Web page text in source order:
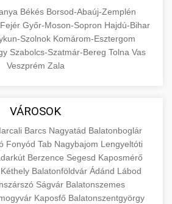
ügynökségi szolgáltatások
vásárlási döntéshez.
Modellek Megtekintése
backlink beszerzési
webhelye autoritásának és
rangsorolásának növeléséhez.
kalapú technikák.
backlink szolgáltatás
Termékek és
+
és az üzleti életben.
kategóriákat.
gazdasági koncepciók
az EU finanszírozási
pályázatokról és pénzügyi
Maradjon tájékozott
és projektek számára elérhető
forrásokról.
Ügynökség +
optimalizálási
webhelye láthatóságának és
+
Békés Borsod-Abaúj-Zemplén
Fejér Győr-Moson-Sopron Hajdú-Bihar
Szolnok Komárom-Esztergom
Szabolcs-Szatmár-Bereg Tolna Vas
Veszprém Zala
VÁROSOK
Barcs Nagyatád Balatonboglár
Fonyód Tab Nagybajom Lengyeltóti
Berzence Segesd Kaposmérő
Kéthely Balatonföldvár Ádánd Lábod
Ságvár Balatonszemes
Kaposfő Balatonszentgyörgy